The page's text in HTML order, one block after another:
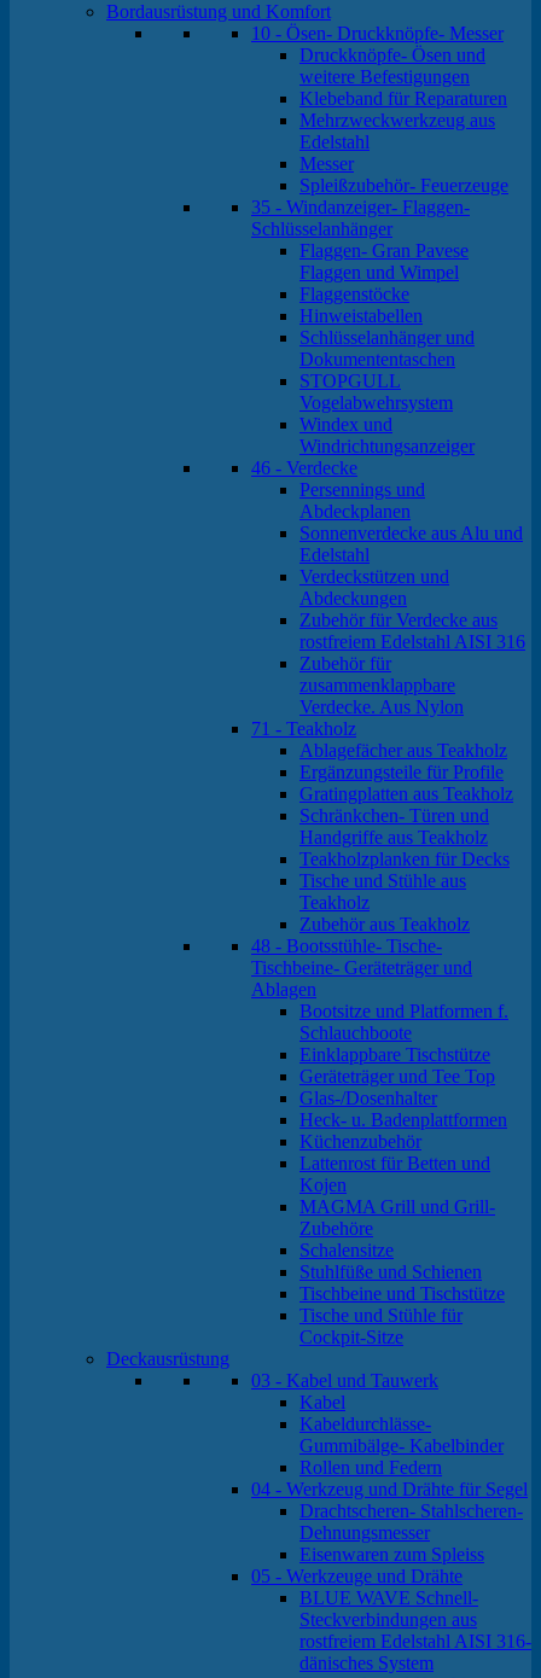
Bordausrüstung und Komfort
10 - Ösen- Druckknöpfe- Messer
Druckknöpfe- Ösen und
weitere Befestigungen
Klebeband für Reparaturen
Mehrzweckwerkzeug aus
Edelstahl
Messer
Spleißzubehör- Feuerzeuge
35 - Windanzeiger- Flaggen-
Schlüsselanhänger
Flaggen- Gran Pavese
Flaggen und Wimpel
Flaggenstöcke
Hinweistabellen
Schlüsselanhänger und
Dokumententaschen
STOPGULL
Vogelabwehrsystem
Windex und
Windrichtungsanzeiger
46 - Verdecke
Persennings und
Abdeckplanen
Sonnenverdecke aus Alu und
Edelstahl
Verdeckstützen und
Abdeckungen
Zubehör für Verdecke aus
rostfreiem Edelstahl AISI 316
Zubehör für
zusammenklappbare
Verdecke. Aus Nylon
71 - Teakholz
Ablagefächer aus Teakholz
Ergänzungsteile für Profile
Gratingplatten aus Teakholz
Schränkchen- Türen und
Handgriffe aus Teakholz
Teakholzplanken für Decks
Tische und Stühle aus
Teakholz
Zubehör aus Teakholz
48 - Bootsstühle- Tische-
Tischbeine- Geräteträger und
Ablagen
Bootsitze und Platformen f.
Schlauchboote
Einklappbare Tischstütze
Geräteträger und Tee Top
Glas-/Dosenhalter
Heck- u. Badenplattformen
Küchenzubehör
Lattenrost für Betten und
Kojen
MAGMA Grill und Grill-
Zubehöre
Schalensitze
Stuhlfüße und Schienen
Tischbeine und Tischstütze
Tische und Stühle für
Cockpit-Sitze
Deckausrüstung
03 - Kabel und Tauwerk
Kabel
Kabeldurchlässe-
Gummibälge- Kabelbinder
Rollen und Federn
04 - Werkzeug und Drähte für Segel
Drachtscheren- Stahlscheren-
Dehnungsmesser
Eisenwaren zum Spleiss
05 - Werkzeuge und Drähte
BLUE WAVE Schnell-
Steckverbindungen aus
rostfreiem Edelstahl AISI 316-
dänisches System